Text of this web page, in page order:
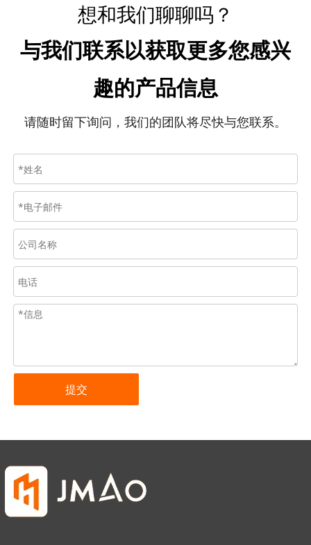
想和我们聊聊吗？
与我们联系以获取更多您感兴
趣的产品信息
请随时留下询问，我们的团队将尽快与您联系。
提交